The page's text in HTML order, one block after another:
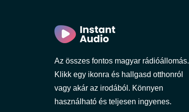
Az összes fontos magyar rádióállomás.
Klikk egy ikonra és hallgasd otthonról
vagy akár az irodából. Könnyen
használható és teljesen ingyenes.